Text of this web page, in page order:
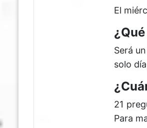
El
Será
solo
21
Para